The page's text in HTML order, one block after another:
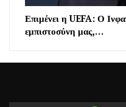
Επιμένει η UEFA: Ο
εμπιστοσύνη μας,…